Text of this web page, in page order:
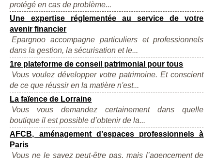
protégé en cas de problème...
Une expertise réglementée au service de votre
avenir financier
Epargnoo accompagne particuliers et professionnels
dans la gestion, la sécurisation et le...
1re plateforme de conseil patrimonial pour tous
Vous voulez développer votre patrimoine. Et conscient
de ce que réussir en la matière n'est...
La faïence de Lorraine
Vous vous demandez certainement dans quelle
boutique il est possible d’obtenir de la...
AFCB, aménagement d’espaces professionnels à
Paris
Vous ne le savez peut-être pas, mais l’agencement de